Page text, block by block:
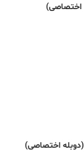
اختصاصی)
اختصاصی)